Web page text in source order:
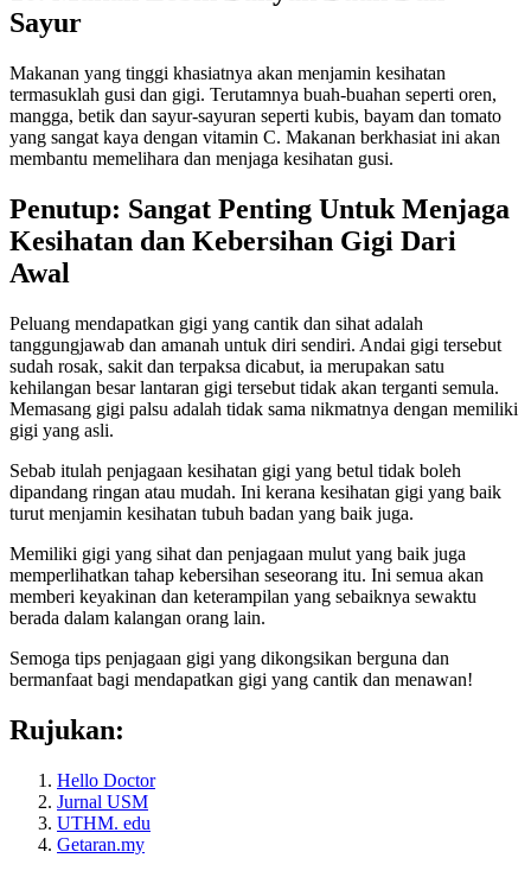
Sayur
Makanan yang tinggi khasiatnya akan menjamin kesihatan
termasuklah gusi dan gigi. Terutamnya buah-buahan seperti oren,
mangga, betik dan sayur-sayuran seperti kubis, bayam dan tomato
yang sangat kaya dengan vitamin C. Makanan berkhasiat ini akan
membantu memelihara dan menjaga kesihatan gusi.
Penutup: Sangat Penting Untuk Menjaga
Kesihatan dan Kebersihan Gigi Dari
Awal
Peluang mendapatkan gigi yang cantik dan sihat adalah
tanggungjawab dan amanah untuk diri sendiri. Andai gigi tersebut
sudah rosak, sakit dan terpaksa dicabut, ia merupakan satu
kehilangan besar lantaran gigi tersebut tidak akan terganti semula.
Memasang gigi palsu adalah tidak sama nikmatnya dengan memiliki
gigi yang asli.
Sebab itulah penjagaan kesihatan gigi yang betul tidak boleh
dipandang ringan atau mudah. Ini kerana kesihatan gigi yang baik
turut menjamin kesihatan tubuh badan yang baik juga.
Memiliki gigi yang sihat dan penjagaan mulut yang baik juga
memperlihatkan tahap kebersihan seseorang itu. Ini semua akan
memberi keyakinan dan keterampilan yang sebaiknya sewaktu
berada dalam kalangan orang lain.
Semoga tips penjagaan gigi yang dikongsikan berguna dan
bermanfaat bagi mendapatkan gigi yang cantik dan menawan!
Rujukan:
Hello Doctor
Jurnal USM
UTHM. edu
Getaran.my